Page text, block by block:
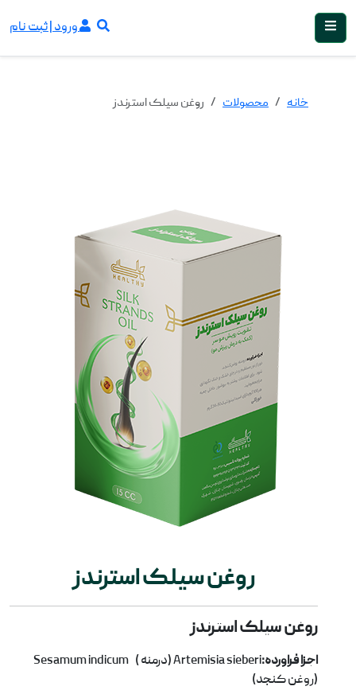
ورود | ثبت نام
خانه محصولات روغن سیلک استرندز
روغن سیلک استرندز
روغن سیلک استرندز
اجزا فراورده:Artemisia sieberi(درمنه ) Sesamum indicum
(روغن کنجد)